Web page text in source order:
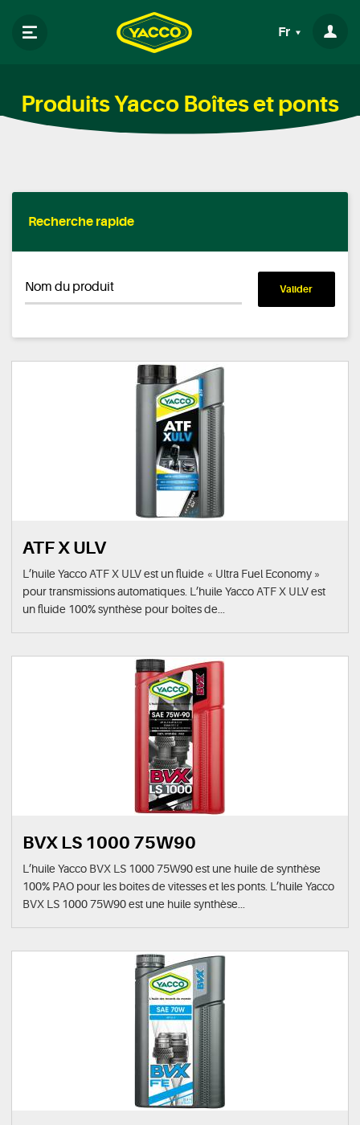
Fr
Produits Yacco Boîtes et ponts
Recherche rapide
Nom du produit
ATF X ULV
L’huile Yacco ATF X ULV est un fluide « Ultra Fuel Economy »
pour transmissions automatiques. L’huile Yacco ATF X ULV est
un fluide 100% synthèse pour boîtes de...
BVX LS 1000 75W90
L’huile Yacco BVX LS 1000 75W90 est une huile de synthèse
100% PAO pour les boites de vitesses et les ponts. L’huile Yacco
BVX LS 1000 75W90 est une huile synthèse...